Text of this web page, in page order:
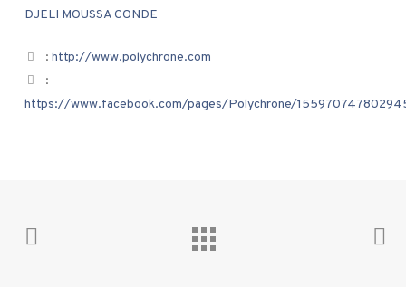
DJELI MOUSSA CONDE
: http://www.polychrone.com
:
https://www.facebook.com/pages/Polychrone/